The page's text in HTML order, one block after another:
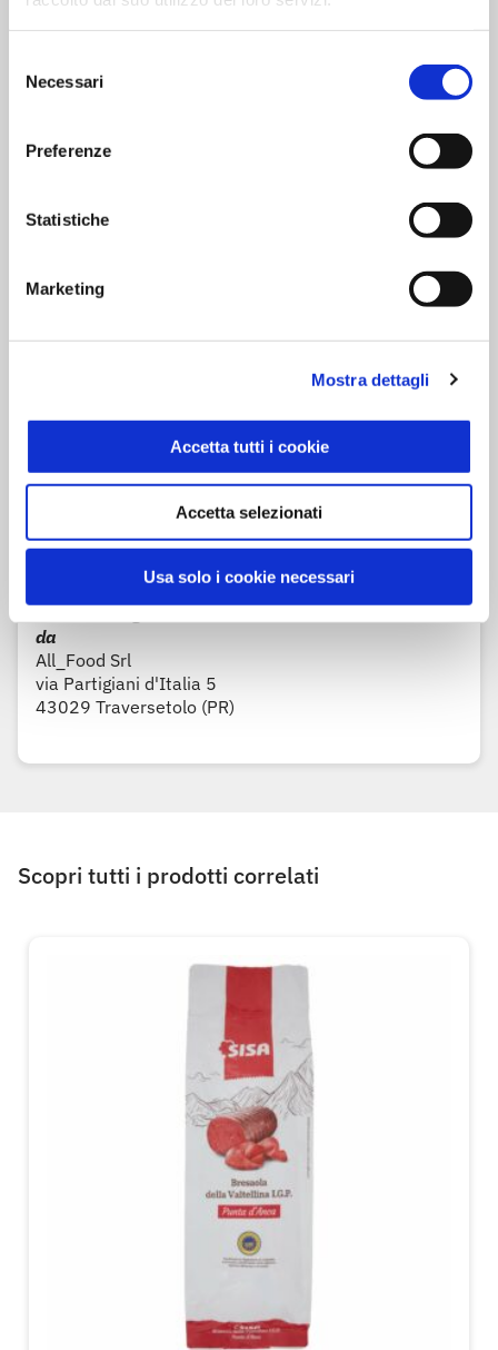
delNecessari
Preferenze
Statistiche
Marketing
Mostra dettagli
Accetta tutti i cookie
Accetta selezionati
Usa solo i cookie necessari
Destrosio
Antiossidante: acido ascorbico
Carne 100% italiana
Confezionato in atmosfera protettiva
Informazioni legali
Confezionato per
D.IT Soc. Coop
via Nanni Costa 30
da
All_Food Srl
via Partigiani d'Italia 5
43029 Traversetolo (PR)
Scopri tutti i prodotti correlati